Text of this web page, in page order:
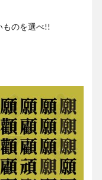
ものを選べ!!